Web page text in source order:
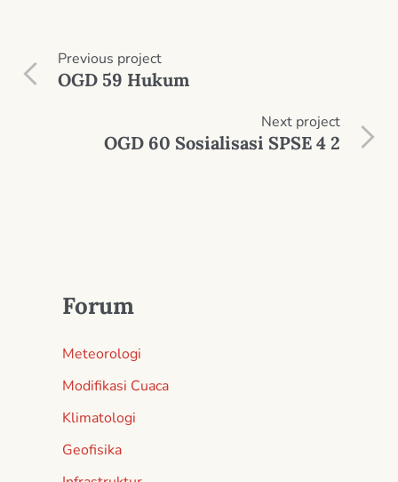
Previous project
OGD 59 Hukum
Next project
OGD 60 Sosialisasi SPSE 4 2
Forum
Meteorologi
Modifikasi Cuaca
Klimatologi
Geofisika